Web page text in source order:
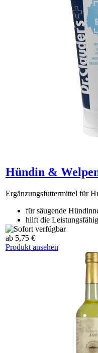
Hündin &
Ergänzungsfuttermittel für
für säugende
hilft die
hilft die Auszehrung
ab 5,75 €
Produkt ansehen